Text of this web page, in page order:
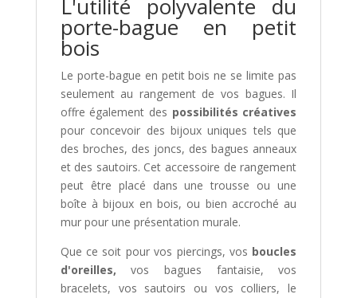
L'utilité polyvalente du
porte-bague en petit
bois
Le porte-bague en petit bois ne se limite pas
seulement au rangement de vos bagues. Il
offre également des possibilités créatives
pour concevoir des bijoux uniques tels que
des broches, des joncs, des bagues anneaux
et des sautoirs. Cet accessoire de rangement
peut être placé dans une trousse ou une
boîte à bijoux en bois, ou bien accroché au
mur pour une présentation murale.
Que ce soit pour vos piercings, vos boucles
d'oreilles, vos bagues fantaisie, vos
bracelets, vos sautoirs ou vos colliers, le